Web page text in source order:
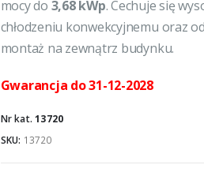
mocy do 3,68kWp. Cechuje się
chłodzeniu konwekcyjnemu oraz
montaż na zewnątrz budynku.
Gwarancja do 31-12-2028
Nr kat.13720
SKU: 13720